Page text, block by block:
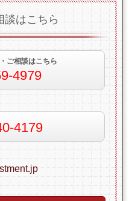
談はこちら
ご相談はこちら
4979
4179